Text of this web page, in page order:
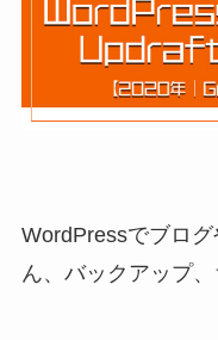
WordPressでブロ
ん、バックアップ